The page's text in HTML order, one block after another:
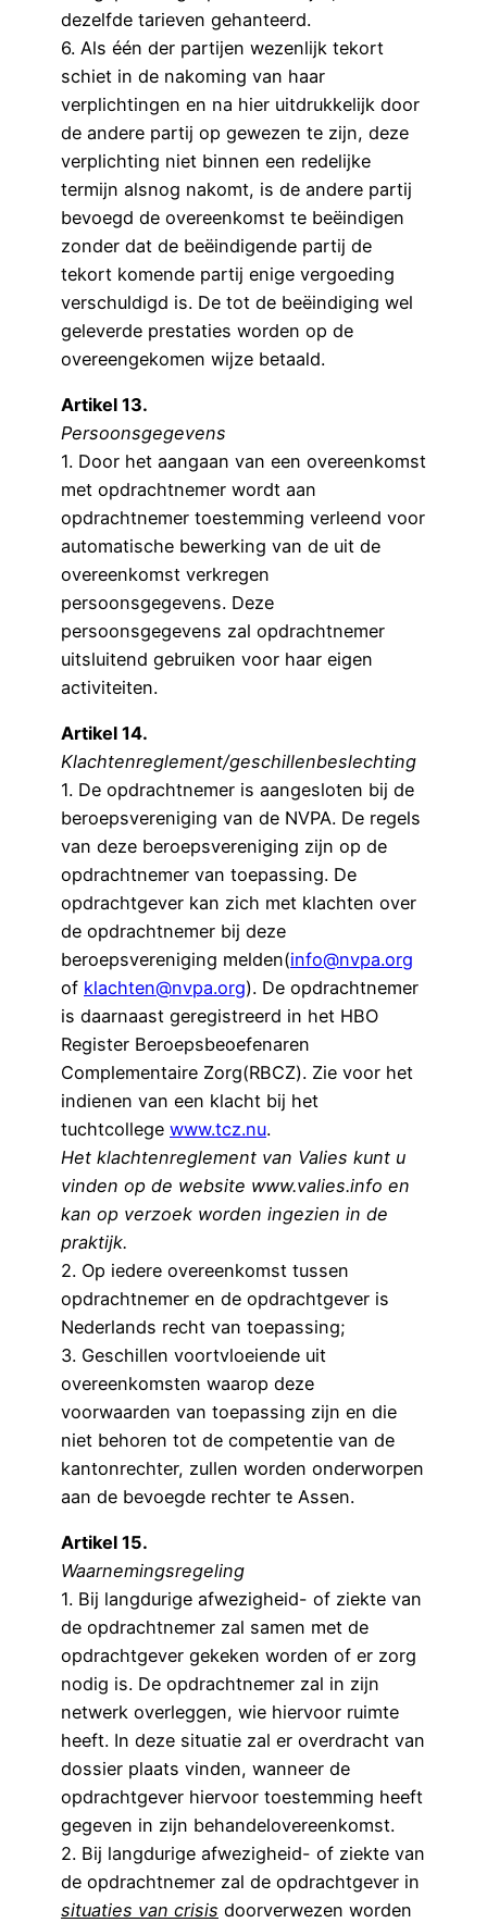
dezelfde tarieven gehanteerd.
6. Als één der partijen wezenlijk tekort
schiet in de nakoming van haar
verplichtingen en na hier uitdrukkelijk door
de andere partij op gewezen te zijn, deze
verplichting niet binnen een redelijke
termijn alsnog nakomt, is de andere partij
bevoegd de overeenkomst te beëindigen
zonder dat de beëindigende partij de
tekort komende partij enige vergoeding
verschuldigd is. De tot de beëindiging wel
geleverde prestaties worden op de
overeengekomen wijze betaald.
Artikel 13.
Persoonsgegevens
1. Door het aangaan van een overeenkomst
met opdrachtnemer wordt aan
opdrachtnemer toestemming verleend voor
automatische bewerking van de uit de
overeenkomst verkregen
persoonsgegevens. Deze
persoonsgegevens zal opdrachtnemer
uitsluitend gebruiken voor haar eigen
activiteiten.
Artikel 14.
Klachtenreglement/geschillenbeslechting
1. De opdrachtnemer is aangesloten bij de
beroepsvereniging van de NVPA. De regels
van deze beroepsvereniging zijn op de
opdrachtnemer van toepassing. De
opdrachtgever kan zich met klachten over
de opdrachtnemer bij deze
beroepsvereniging melden(info@nvpa.org
of klachten@nvpa.org). De opdrachtnemer
is daarnaast geregistreerd in het HBO
Register Beroepsbeoefenaren
Complementaire Zorg(RBCZ). Zie voor het
indienen van een klacht bij het
tuchtcollege www.tcz.nu.
Het klachtenreglement van Valies kunt u
vinden op de website www.valies.info en
kan op verzoek worden ingezien in de
praktijk.
2. Op iedere overeenkomst tussen
opdrachtnemer en de opdrachtgever is
Nederlands recht van toepassing;
3. Geschillen voortvloeiende uit
overeenkomsten waarop deze
voorwaarden van toepassing zijn en die
niet behoren tot de competentie van de
kantonrechter, zullen worden onderworpen
aan de bevoegde rechter te Assen.
Artikel 15.
Waarnemingsregeling
1. Bij langdurige afwezigheid- of ziekte van
de opdrachtnemer zal samen met de
opdrachtgever gekeken worden of er zorg
nodig is. De opdrachtnemer zal in zijn
netwerk overleggen, wie hiervoor ruimte
heeft. In deze situatie zal er overdracht van
dossier plaats vinden, wanneer de
opdrachtgever hiervoor toestemming heeft
gegeven in zijn behandelovereenkomst.
2. Bij langdurige afwezigheid- of ziekte van
de opdrachtnemer zal de opdrachtgever in
situaties van crisis doorverwezen worden